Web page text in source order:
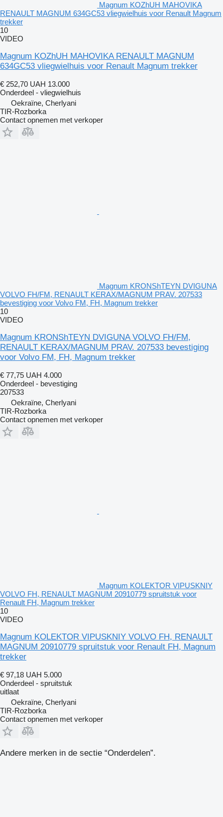
Magnum KOZhUH MAHOVIKA
RENAULT MAGNUM 634GC53 vliegwielhuis voor Renault Magnum
trekker
10
VIDEO
Magnum KOZhUH MAHOVIKA RENAULT MAGNUM
634GC53 vliegwielhuis voor Renault Magnum trekker
€ 252,70 UAH 13.000
Onderdeel - vliegwielhuis
Oekraïne, Cherlyani
TIR-Rozborka
Contact opnemen met verkoper
Magnum KRONShTEYN DVIGUNA
VOLVO FH/FM, RENAULT KERAX/MAGNUM PRAV. 207533
bevestiging voor Volvo FM, FH, Magnum trekker
10
VIDEO
Magnum KRONShTEYN DVIGUNA VOLVO FH/FM,
RENAULT KERAX/MAGNUM PRAV. 207533 bevestiging
voor Volvo FM, FH, Magnum trekker
€ 77,75 UAH 4.000
Onderdeel - bevestiging
207533
Oekraïne, Cherlyani
TIR-Rozborka
Contact opnemen met verkoper
Magnum KOLEKTOR VIPUSKNIY
VOLVO FH, RENAULT MAGNUM 20910779 spruitstuk voor
Renault FH, Magnum trekker
10
VIDEO
Magnum KOLEKTOR VIPUSKNIY VOLVO FH, RENAULT
MAGNUM 20910779 spruitstuk voor Renault FH, Magnum
trekker
€ 97,18 UAH 5.000
Onderdeel - spruitstuk
uitlaat
Oekraïne, Cherlyani
TIR-Rozborka
Contact opnemen met verkoper
Andere merken in de sectie “Onderdelen”.